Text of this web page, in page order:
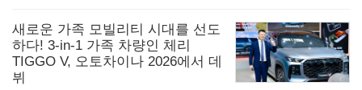
새로운 가족 모빌리티 시대를 선도
하다! 3-in-1 가족 차량인 체리
TIGGO V, 오토차이나 2026에서 데
뷔